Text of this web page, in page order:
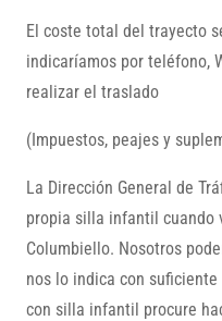
El coste total del trayecto
indicaríamos por teléfono,
realizar el traslado
(Impuestos, peajes y
La Dirección General de
propia silla infantil cuando
Columbiello. Nosotros
nos lo indica con
con silla infantil procure